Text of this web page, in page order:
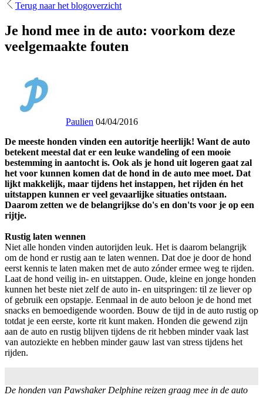
Terug naar het blogoverzicht
Je hond mee in de auto: voorkom deze
veelgemaakte fouten
Paulien 04/04/2016
De meeste honden vinden een autoritje heerlijk! Want de auto
betekent meestal dat er een leuke wandeling of een mooie
bestemming in aantocht is. Ook als je hond uit logeren gaat zal
het voor kunnen komen dat de hond in de auto mee moet. Dat
lijkt makkelijk, maar tijdens het instappen, het rijden én het
uitstappen kunnen er veel gevaarlijke situaties ontstaan.
Daarom zetten we de belangrijkse do's en don'ts voor je op een
rijtje.
Rustig laten wennen
Niet alle honden vinden autorijden leuk. Het is daarom belangrijk
om de hond er rustig aan te laten wennen. Dat doe je door de hond
eerst kennis te laten maken met de auto zónder ermee weg te rijden.
Laat de hond veilig in- en uitstappen. Oude, kleine en jonge honden
kunnen het beste niet zelf de auto in- en uitspringen: til ze liever op
of gebruik een opstapje. Eenmaal in de auto beloon je de hond met
snacks en bemoedigende woorden. Bouw de tijd in de auto rustig op
totdat je een eerste, korte rit kunt maken. Honden die gewend zijn
aan de auto en rustig blijven tijdens de rit hebben minder vaak last
van autoziekte en hebben minder gauw last van stress tijdens het
rijden.
De honden van Pawshaker Delphine reizen graag mee in de auto